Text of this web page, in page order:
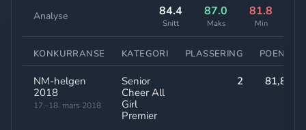
Analyse 84.4
Snitt
87.0
Maks
81.8
Min
KONKURRANSE KATEGORI PLASSERING POENG
NM-helgen
2018
17.–18. mars 2018
Senior
Cheer All
Girl
Premier
2 81,80